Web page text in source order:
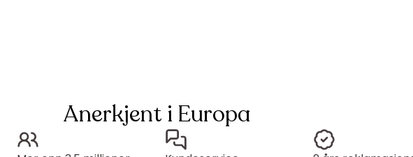
Anerkjent i Europa